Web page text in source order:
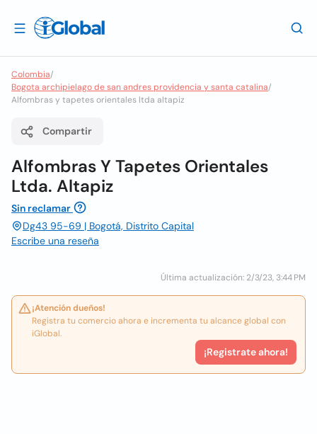
Colombia/
Bogota archipielago de san andres providencia y santa catalina/
Alfombras y tapetes orientales ltda altapiz
Compartir
Alfombras Y Tapetes Orientales
Ltda. Altapiz
Sin reclamar
Dg43 95-69 | Bogotá, Distrito Capital
Escribe una reseña
Última actualización: 2/3/23, 3:44 PM
¡Atención dueños!
Registra tu comercio ahora e incrementa tu alcance global con
iGlobal.
¡Registrate ahora!